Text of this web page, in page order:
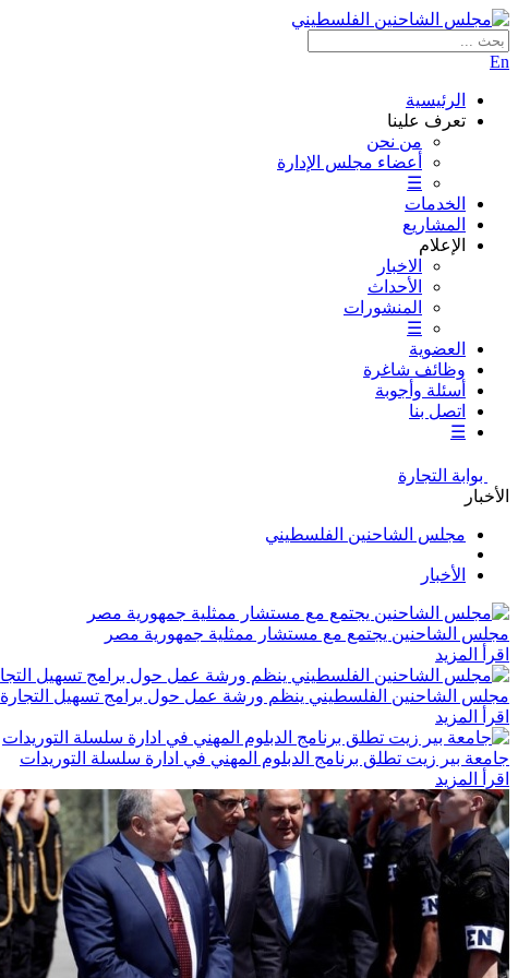
En
الرئيسية
تعرف علينا
من نحن
أعضاء مجلس الإدارة
☰
الخدمات
المشاريع
الإعلام
الاخبار
الأحداث
المنشورات
☰
العضوية
وظائف شاغرة
أسئلة وأجوبة
اتصل بنا
☰
بوابة التجارة
الأخبار
مجلس الشاحنين الفلسطيني
الأخبار
مجلس الشاحنين يجتمع مع مستشار ممثلية جمهورية مصر
اقرأ المزيد
مجلس الشاحنين الفلسطيني ينظم ورشة عمل حول برامج تسهيل التجارة
اقرأ المزيد
جامعة بير زيت تطلق برنامج الدبلوم المهني في ادارة سلسلة التوريدات
اقرأ المزيد